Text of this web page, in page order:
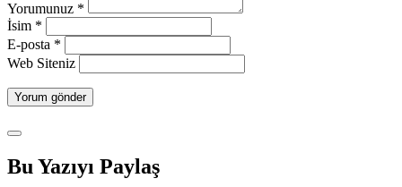
Yorumunuz *
İsim *
E-posta *
Web Siteniz
Bu Yazıyı Paylaş